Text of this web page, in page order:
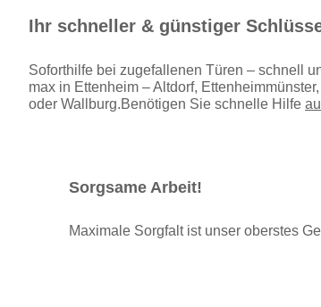
Ihr schneller & günstiger
Soforthilfe bei zugefallenen Türen – schnell
max in Ettenheim – Altdorf,
oder Wallburg.Benötigen Sie schnelle Hilfe au
Sorgsame Arbeit!
Maximale Sorgfalt ist unser oberstes